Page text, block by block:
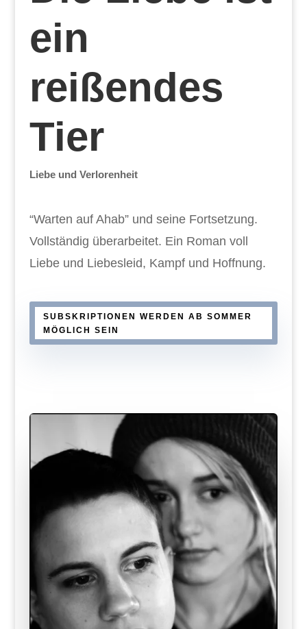
ein
reißendes
Tier
Liebe und Verlorenheit
“Warten auf Ahab” und seine Fortsetzung.
Vollständig überarbeitet. Ein Roman voll
Liebe und Liebesleid, Kampf und Hoffnung.
SUBSKRIPTIONEN WERDEN AB SOMMER
MÖGLICH SEIN